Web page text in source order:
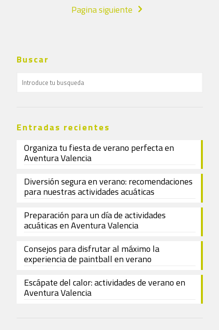
Pagina siguiente
Buscar
Entradas recientes
Organiza tu fiesta de verano perfecta en
Aventura Valencia
Diversión segura en verano: recomendaciones
para nuestras actividades acuáticas
Preparación para un día de actividades
acuáticas en Aventura Valencia
Consejos para disfrutar al máximo la
experiencia de paintball en verano
Escápate del calor: actividades de verano en
Aventura Valencia